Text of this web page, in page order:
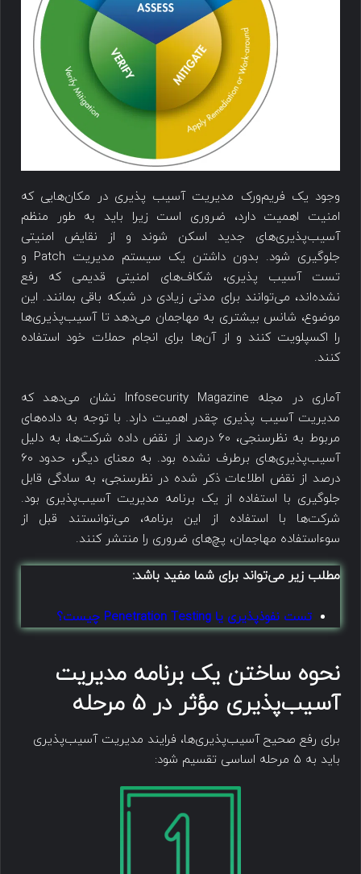
وجود یک فریم‌ورک مدیریت ‌‌آسیب پذیری در مکان‌هایی که
امنیت اهمیت دارد، ضروری است زیرا باید به طور منظم
آسیب‌پذیری‌های جدید اسکن شوند و از نقایض امنیتی
جلوگیری شود. بدون داشتن یک سیستم مدیریت Patch و
تست آسیب پذیری، شکاف‌های امنیتی قدیمی که رفع
نشده‌‌اند، ‌می‌توانند برای مدتی زیادی در شبکه باقی بمانند. این
موضوع، شانس بیشتری به مهاجمان می‌دهد تا آسیب‌پذیری‌ها
را اکسپلویت کنند و از آن‌ها برای انجام حملات خود استفاده
کنند.
آماری در مجله Infosecurity Magazine نشان می‌دهد که
مدیریت آسیب پذیری چقدر اهمیت دارد. با توجه به داده‌های
مربوط به نظرسنجی، 60 درصد از نقض داده شرکت‌ها، به دلیل
آسیب‌پذیری‌های برطرف نشده بود. به معنای دیگر، حدود 60
درصد از نقض اطلاعات ذکر شده در نظرسنجی، به سادگی قابل
جلوگیری با استفاده از یک برنامه مدیریت آسیب‌پذیری بود.
شرکت‌ها با استفاده از این برنامه، می‌توانستند قبل از
سوءاستفاده مهاجمان، پچ‌های ضروری را منتشر کنند.
مطلب زیر می‌تواند برای شما مفید باشد:
تست نفوذپذیری یا Penetration Testing چیست؟
نحوه ساختن یک برنامه مدیریت
آسیب‌پذیری مؤثر در 5 مرحله
برای رفع صحیح آسیب‌پذیری‌ها، فرایند مدیریت آسیب‌پذیری
باید به 5 مرحله اساسی تقسیم شود: